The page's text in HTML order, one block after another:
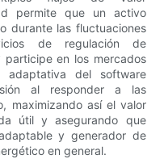
permite que un activo
durante las fluctuaciones
de regulación de
en los mercados
adaptativa del software
al responder a las
maximizando así el valor
útil y asegurando que
y generador de
en general.